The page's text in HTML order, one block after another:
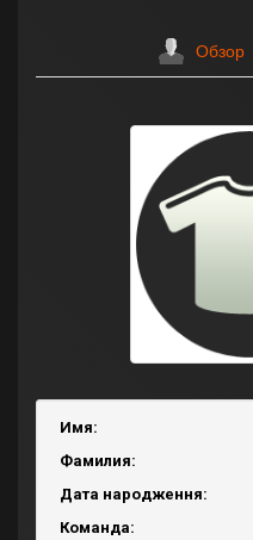
Обзор
Имя:
Фамилия:
Дата народження:
Команда: